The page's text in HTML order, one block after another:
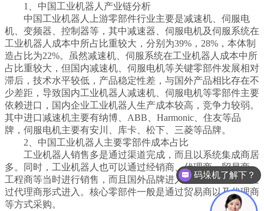
1、中国工业机器人产业链分析
中国工业机器人上游零部件行业主要是减速机、伺服电
机、变频器、控制器等，其中减速器、伺服电机及伺服系统在
工业机器人成本中所占比重较大，分别为39%，28%，本体制
造占比为22%。虽然减速机、伺服系统在工业机器人成本中所
占比重较大，但国内减速机、伺服电机等关键零部件发展相对
滞后，技术水平较低，产品稳定性差，与国外产品相比存在不
少差距，导致国内工业机器人减速机、伺服电机等零部件主要
依赖进口，国内企业工业机器人生产成本较高，竞争力较弱。
其中进口减速机主要有纳博、ABB、Harmonic、住友等品
牌，伺服电机主要有安川、库卡、松下、三菱等品牌。
2、中国工业机器人主要零部件成本占比
工业机器人销售多是通过渠道完成，而且以系统集成商居
多。同时，工业机器人也可以通过经销商、代理商、贸易商、
工程商等当时进行销售，而且国外品牌进入中国市场一般先通
过代理商形式进入。核心零部件一般是通过贸易商以及代理商
等方式采购。
码垛机了解下？